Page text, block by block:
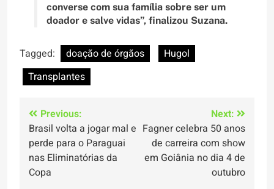
converse com sua família sobre ser um
doador e salve vidas”, finalizou Suzana.
Tagged: doação de órgãos
Hugol
Transplantes
Navegação
de
Post
Previous:
Brasil volta a jogar mal e
perde para o Paraguai
nas Eliminatórias da
Copa
Next:
Fagner celebra 50 anos
de carreira com show
em Goiânia no dia 4 de
outubro